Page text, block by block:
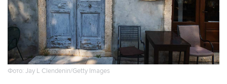
Фото: Jay L Clendenin/Getty Images